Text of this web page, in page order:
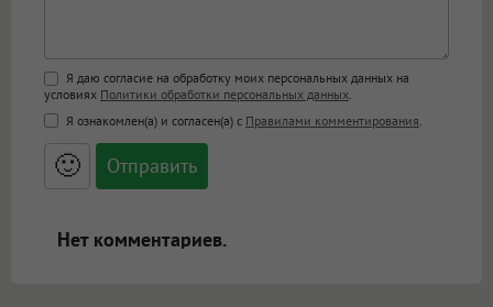
Поддержка HTML
<b>, <strong>, <u>, <i>, <em>, <s>, <big>,
<small>, <sup>, <sub>, <pre>, <ul>, <ol>, <li>,
<blockquote>, <code> экранирует HTML,
адреса URL автоматически становятся
ссылками, и [img]адрес[/img] будет
Я даю согласие на обработку моих персональных данных на
условиях Политики обработки персональных данных
Я ознакомлен(а) и согласен(а) с Правилами комментирования
🙂
Нет комментариев.